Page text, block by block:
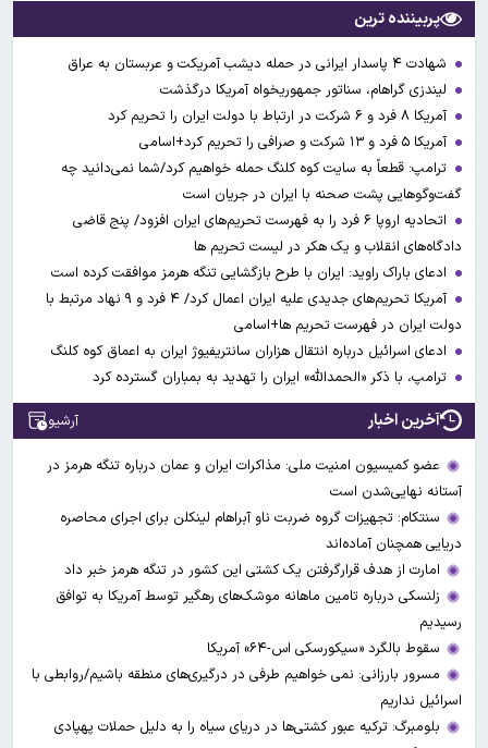
پربیننده ترین
شهادت ۴ پاسدار ایرانی در حمله دیشب آمریکت و عربستان به عراق
لیندزی گراهام، سناتور جمهوریخواه آمریکا درگذشت
آمریکا ۸ فرد و ۶ شرکت در ارتباط با دولت ایران را تحریم کرد
آمریکا ۵ فرد و ۱۳ شرکت و صرافی را تحریم کرد+اسامی
ترامپ: قطعاً به سایت کوه کلنگ حمله خواهیم کرد/شما نمی‌دانید چه
گفت‌وگوهایی پشت صحنه با ایران در جریان است
اتحادیه اروپا ۶ فرد را به فهرست تحریم‌های ایران افزود/ پنج قاضی
دادگاه‌های انقلاب و یک هکر در لیست تحریم ها
ادعای باراک راوید: ایران با طرح بازگشایی تنگه هرمز موافقت کرده است
آمریکا تحریم‌های جدیدی علیه ایران اعمال کرد/ ۴ فرد و ۹ نهاد مرتبط با
دولت ایران در فهرست تحریم ها+اسامی
ادعای اسرائیل درباره انتقال هزاران سانتریفیوژ ایران به اعماق کوه کلنگ
ترامپ، با ذکر «الحمدالله» ایران را تهدید به بمباران گسترده کرد
آخرین اخبار آرشیو
عضو کمیسیون امنیت ملی: مذاکرات ایران و عمان درباره تنگه هرمز در
آستانه نهایی‌شدن است
سنتکام: تجهیزات گروه ضربت ناو آبراهام لینکلن برای اجرای محاصره
دریایی همچنان آماده‌اند
امارت از هدف قرارگرفتن یک کشتی این کشور در تنگه هرمز خبر داد
زلنسکی درباره تامین ماهانه موشک‌های رهگیر توسط آمریکا به توافق
رسیدیم
سقوط بالگرد «سیکورسکی اس-۶۴» آمریکا
مسرور بارزانی: نمی خواهیم طرفی در درگیری‌های منطقه باشیم/روابطی با
اسرائیل نداریم
بلومبرگ: ترکیه عبور کشتی‌ها در دریای سیاه را به دلیل حملات پهپادی